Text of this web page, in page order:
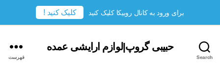
Search
حبیبی گروپ|لوازم ارایشی عمده
فهرست
برای ورود به کانال روبیکا کلیک کنید کلیک کنید !